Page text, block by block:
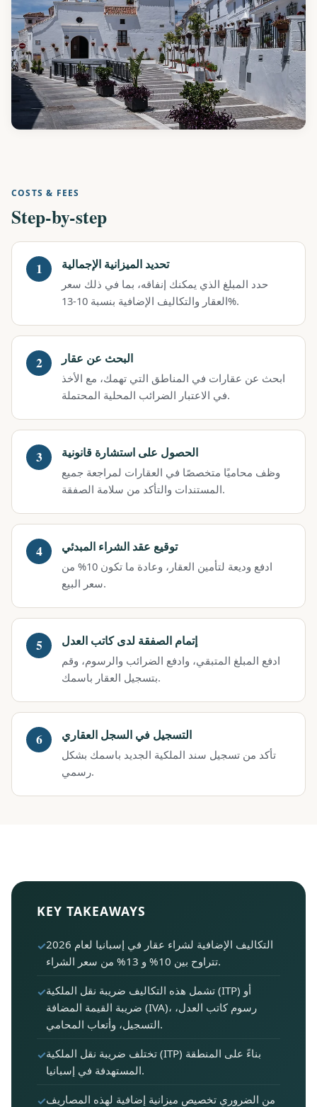
COSTS & FEES
Step-by-step
تحديد الميزانية الإجمالية
حدد المبلغ الذي يمكنك إنفاقه، بما في ذلك سعر
العقار والتكاليف الإضافية بنسبة 10-13%.
البحث عن عقار
ابحث عن عقارات في المناطق التي تهمك، مع الأخذ
في الاعتبار الضرائب المحلية المحتملة.
الحصول على استشارة قانونية
وظف محاميًا متخصصًا في العقارات لمراجعة جميع
المستندات والتأكد من سلامة الصفقة.
توقيع عقد الشراء المبدئي
ادفع وديعة لتأمين العقار، وعادة ما تكون 10% من
سعر البيع.
إتمام الصفقة لدى كاتب العدل
ادفع المبلغ المتبقي، وادفع الضرائب والرسوم، وقم
بتسجيل العقار باسمك.
التسجيل في السجل العقاري
تأكد من تسجيل سند الملكية الجديد باسمك بشكل
رسمي.
KEY TAKEAWAYS
التكاليف الإضافية لشراء عقار في إسبانيا لعام 2026
تتراوح بين 10% و 13% من سعر الشراء.
تشمل هذه التكاليف ضريبة نقل الملكية (ITP) أو
ضريبة القيمة المضافة (IVA)، رسوم كاتب العدل،
التسجيل، وأتعاب المحامي.
تختلف ضريبة نقل الملكية (ITP) بناءً على المنطقة
المستهدفة في إسبانيا.
من الضروري تخصيص ميزانية إضافية لهذه المصاريف